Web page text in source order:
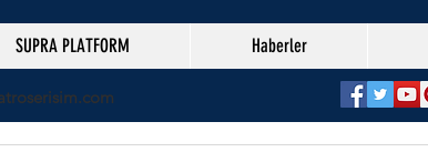
SUPRA PLATFORM Haberler